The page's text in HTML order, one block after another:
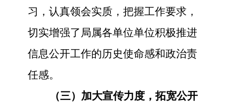
习，认真领会实质，把握工作要求，
切实增强了局属各单位单位积极推进
信息公开工作的历史使命感和政治责
任感。
（三）加大宣传力度，拓宽公开